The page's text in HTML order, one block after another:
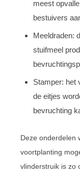
meest
bestuivers
Meeldraden:
stuifmeel
Stamper: het
de eitjes
bevruchting
Deze onderdelen
voortplanting
vlinderstruik is zo